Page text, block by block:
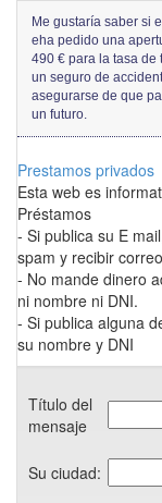
Me gustaría saber si
eha pedido una
490 € para la tasa de
un seguro de
asegurarse de que
un futuro.
Prestamos privados
Esta web es
Préstamos
- Si publica su E
spam y recibir
- No mande dinero
ni nombre ni DNI.
- Si publica alguna
su nombre y DNI
Título del
mensaje
Su ciudad: